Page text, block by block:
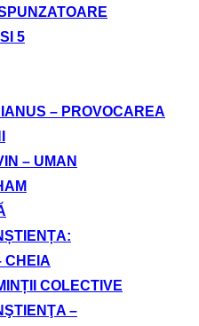
5
– PROVOCAREA
– UMAN
CHEIA
COLECTIVE
–